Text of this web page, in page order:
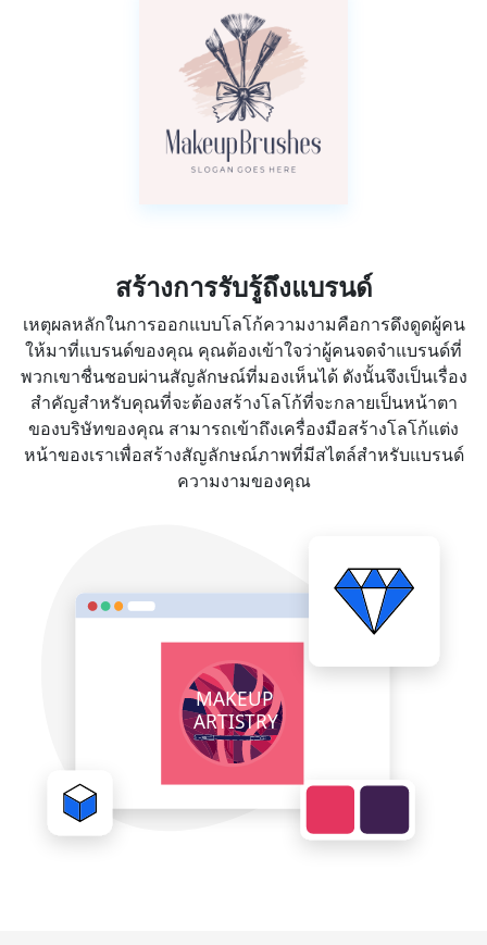
สร้างการรับรู้ถึงแบรนด์
เหตุผลหลักในการออกแบบโลโก้ความงามคือการดึงดูดผู้คน
ให้มาที่แบรนด์ของคุณ คุณต้องเข้าใจว่าผู้คนจดจำแบรนด์ที่
พวกเขาชื่นชอบผ่านสัญลักษณ์ที่มองเห็นได้ ดังนั้นจึงเป็นเรื่อง
สำคัญสำหรับคุณที่จะต้องสร้างโลโก้ที่จะกลายเป็นหน้าตา
ของบริษัทของคุณ สามารถเข้าถึงเครื่องมือสร้างโลโก้แต่ง
หน้าของเราเพื่อสร้างสัญลักษณ์ภาพที่มีสไตล์สำหรับแบรนด์
ความงามของคุณ